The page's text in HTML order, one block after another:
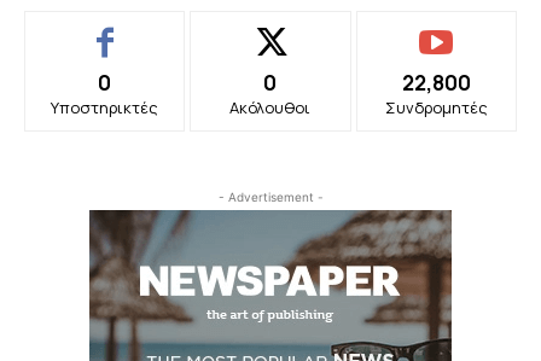
0
Υποστηρικτές
0
Ακόλουθοι
22,800
Συνδρομητές
- Advertisement -